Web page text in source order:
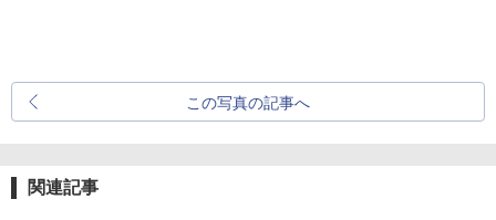
この写真の記事へ
関連記事